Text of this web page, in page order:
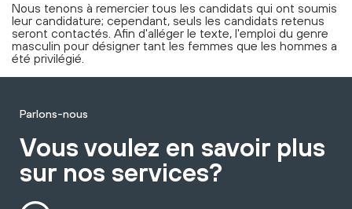
Nous tenons à remercier tous les candidats qui ont soumis
leur candidature; cependant, seuls les candidats retenus
seront contactés. Afin d'alléger le texte, l'emploi du genre
masculin pour désigner tant les femmes que les hommes a
été privilégié.
Parlons-nous
Vous voulez en savoir plus
sur nos services?